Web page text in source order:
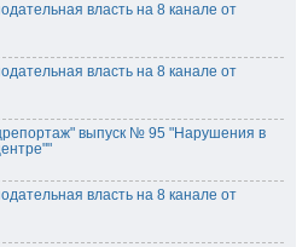
власть на 8 канале от
власть на 8 канале от
выпуск № 95 "Нарушения в
власть на 8 канале от